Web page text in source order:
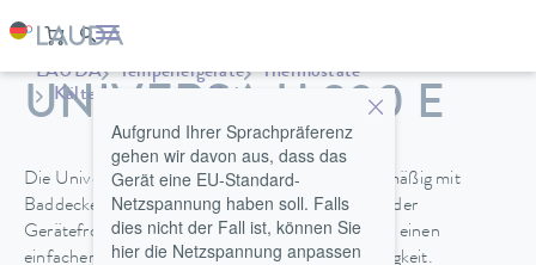
LAUDA Temperiergeräte
Thermostate
Kältethermostate
UNIVERSA U 830 E
Die Universa ECO Kältethermostate sind serienmäßig mit
Baddeckel ausgestattet. Ein Entleerungshahn an der
Gerätefront hinter dem Lüftungsgitter ermöglicht einen
einfacheren sicheren Wechsel der Temperierflüssigkeit.
Aufgrund Ihrer Sprachpräferenz
gehen wir davon aus, dass das
Gerät eine EU-Standard-
Netzspannung haben soll. Falls
dies nicht der Fall ist, können Sie
hier die Netzspannung anpassen